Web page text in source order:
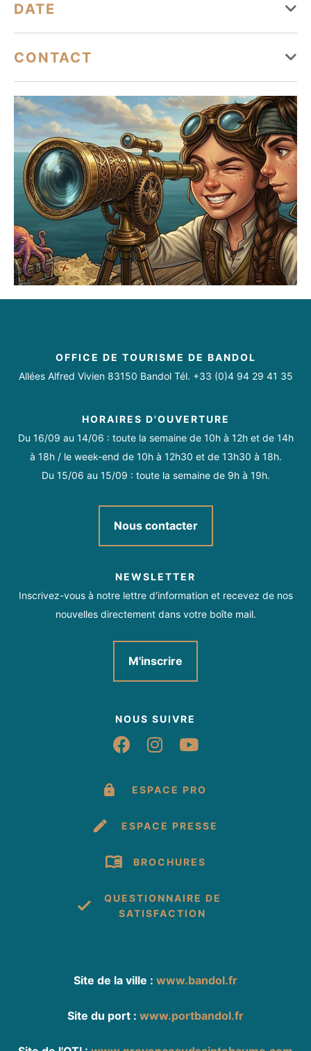
DATE
Du 06 juillet au 30 août
Lundi Ouvert
Mardi Ouvert
Mercredi Ouvert
Jeudi Ouvert
Vendredi Ouvert
Samedi Ouvert
Dimanche Ouvert
CONTACT
04 94 29 41 35
https://www.bandoltourisme.fr
https://www.facebook.com/Bandoltourisme
https://www.instagram.com/bandoltourismeofficiel/
OFFICE DE TOURISME DE BANDOL
Allées Alfred Vivien 83150 Bandol Tél. +33 (0)4 94 29 41 35
HORAIRES D'OUVERTURE
Du 16/09 au 14/06 : toute la semaine de 10h à 12h et de 14h
à 18h / le week-end de 10h à 12h30 et de 13h30 à 18h.
Du 15/06 au 15/09 : toute la semaine de 9h à 19h.
Nous contacter
NEWSLETTER
Inscrivez-vous à notre lettre d'information et recevez de nos
nouvelles directement dans votre boîte mail.
M'inscrire
NOUS SUIVRE
Suivez-nous sur
Suivez-nous sur
Suivez-nous
ESPACE PRO
ESPACE PRESSE
BROCHURES
QUESTIONNAIRE DE
SATISFACTION
Site de la ville : www.bandol.fr
Site du port : www.portbandol.fr